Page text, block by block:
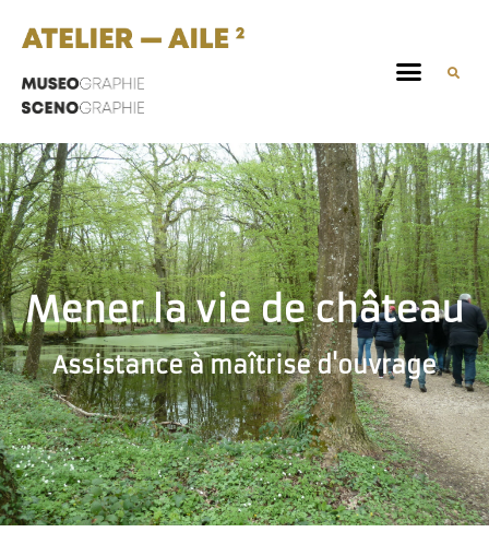
Mener la vie de château
Assistance à maîtrise d'ouvrage